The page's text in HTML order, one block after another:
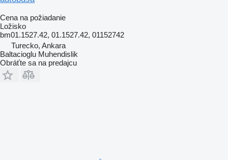
Cena na požiadanie
Ložisko
bm01.1527.42, 01.1527.42, 01152742
Turecko, Ankara
Baltacioglu Muhendislik
Obráťte sa na predajcu